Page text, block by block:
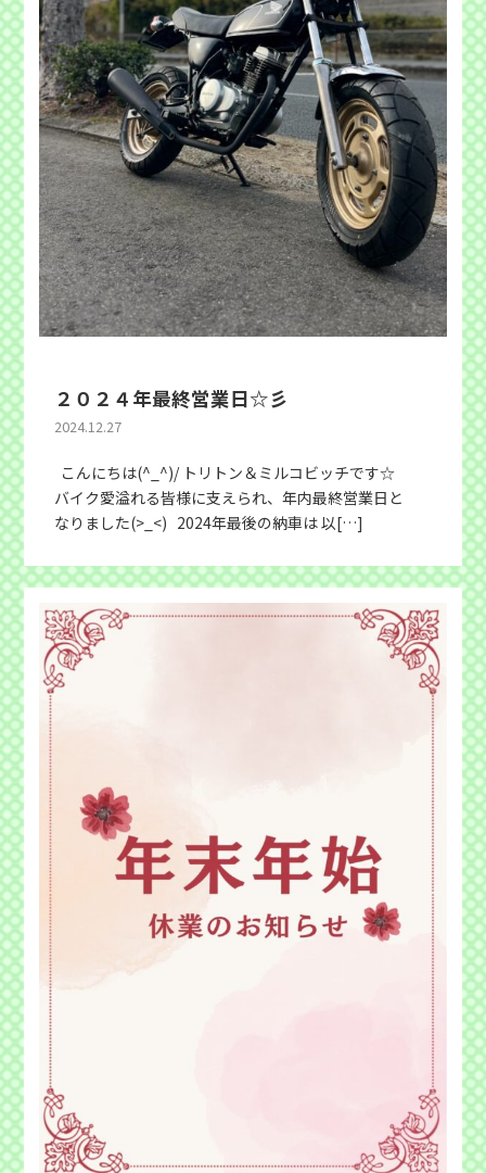
２０２４年最終営業日☆彡
2024.12.27
こんにちは(^_^)/ トリトン＆ミルコビッチです☆
バイク愛溢れる皆様に支えられ、年内最終営業日と
なりました(>_<) 2024年最後の納車は 以[…]